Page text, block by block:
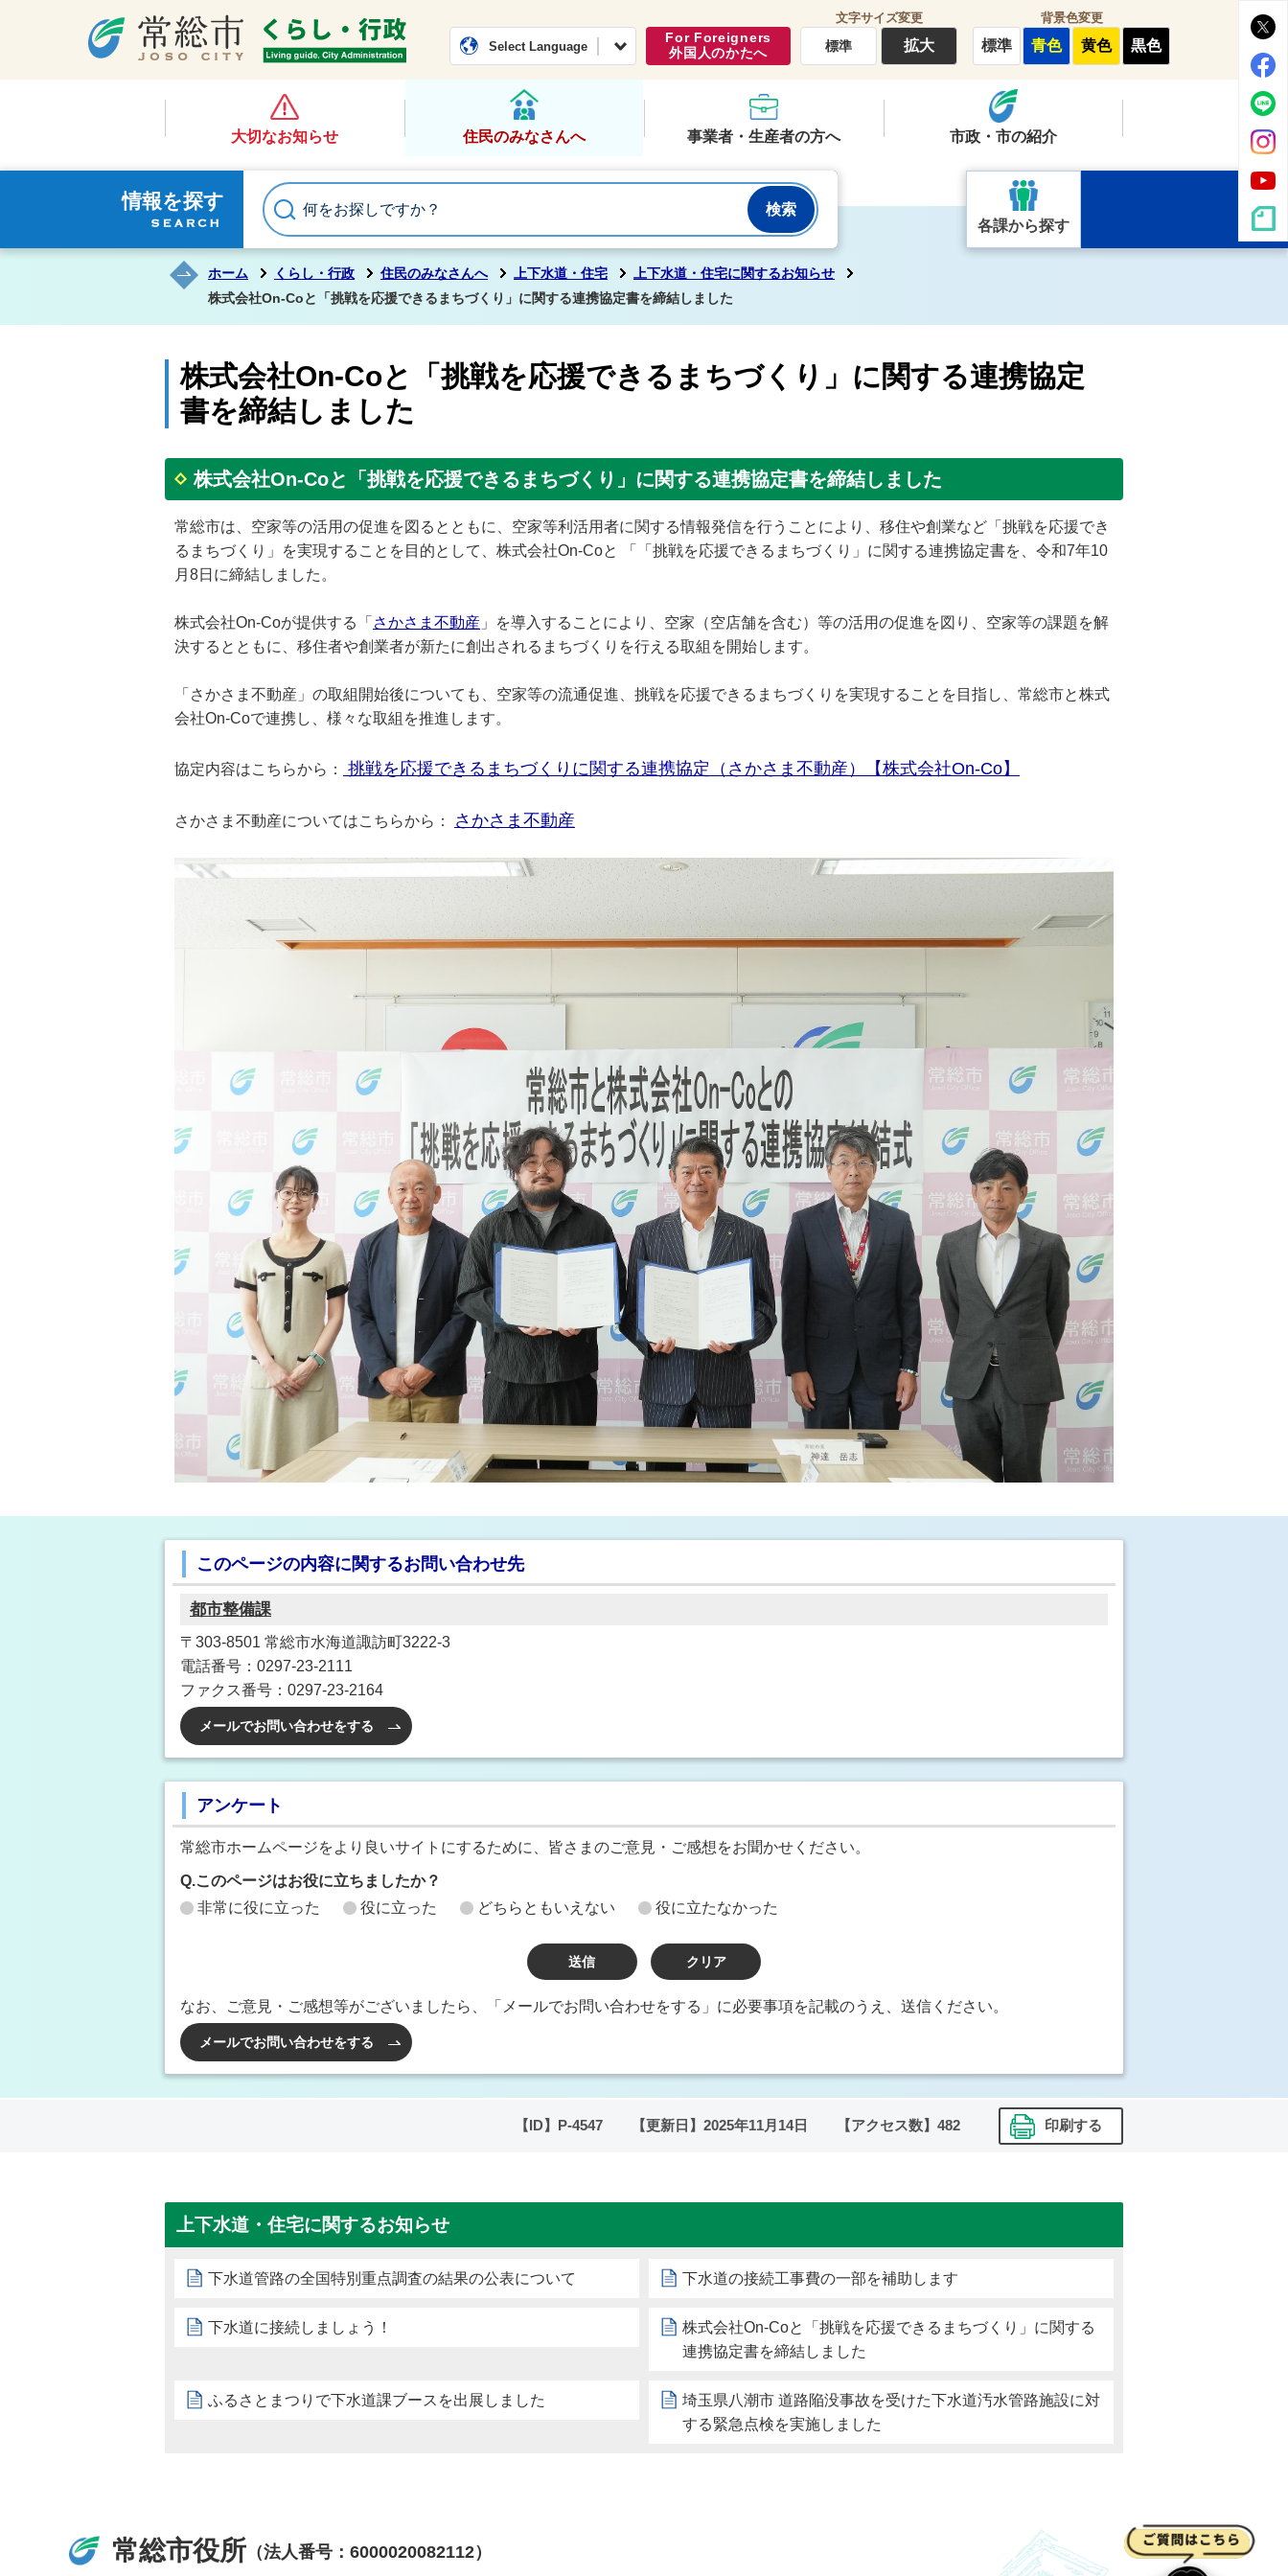
常総市公式ホームページくらし・行政
Select Language
For Foreigners
外国人のかたへ
文字サイズ変更
標準 拡大
背景色変更
標準 青色 黄色 黒色
大切なお知らせ 住民のみなさんへ 事業者・生産者の方へ 市政・市の紹介
情報を探す
各課から探す
ホーム くらし・行政 住民のみなさんへ 上下水道・住宅
上下水道・住宅に関するお知らせ
株式会社On-Coと「挑戦を応援できるまちづくり」に関する連携協定書を締結しました
株式会社On-Coと「挑戦を応援できるまちづくり」に関する連携協定
書を締結しました
株式会社On-Coと「挑戦を応援できるまちづくり」に関する連携協定書を締結しました
常総市は、空家等の活用の促進を図るとともに、空家等利活用者に関する情報発信を行うことにより、移住や創業など「挑戦を応援でき
るまちづくり」を実現することを目的として、株式会社On-Coと 「「挑戦を応援できるまちづくり」に関する連携協定書を、令和7年10
月8日に締結しました。
株式会社On-Coが提供する 「 さかさま不動産 」
を導入することにより、空家（空店舗を含む）等の活用の促進を図り、空家等の課題を解
決するとともに、移住者や創業者が新たに創出されるまちづくりを行える取組を開始します。
「さかさま不動産」の取組開始後についても、空家等の流通促進、挑戦を応援できるまちづくりを実現することを目指し、常総市と株式
会社On-Coで連携し、様々な取組を推進します。
協定内容はこちらから： 挑戦を応援できるまちづくりに関する連携協定（さかさま不動産）【株式会社On-Co】
さかさま不動産についてはこちらから： さかさま不動産
このページの内容に関するお問い合わせ先
都市整備課
〒303-8501 常総市水海道諏訪町3222-3
電話番号：0297-23-2111
ファクス番号：0297-23-2164
メールでお問い合わせをする
アンケート
常総市ホームページをより良いサイトにするために、皆さまのご意見・ご感想をお聞かせください。
Q.このページはお役に立ちましたか？
非常に役に立った
役に立った どちらともいえない 役に立たなかった
なお、ご意見・ご感想等がございましたら、「メールでお問い合わせをする」に必要事項を記載のうえ、送信ください。
メールでお問い合わせをする
【ID】 P-4547 【更新日】 2025年11月14日 【アクセス数】 482 印刷する
上下水道・住宅に関するお知らせ
下水道管路の全国特別重点調査の結果の公表について 下水道の接続工事費の一部を補助します
下水道に接続しましょう！
株式会社On-Coと「挑戦を応援できるまちづくり」に関する
連携協定書を締結しました
ふるさとまつりで下水道課ブースを出展しました
埼玉県八潮市 道路陥没事故を受けた下水道汚水管路施設に対
する緊急点検を実施しました
常総市役所 （法人番号：6000020082112）